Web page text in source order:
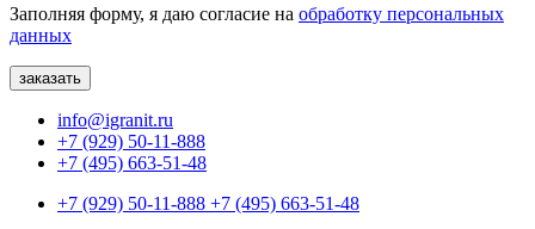
Заполняя форму, я даю согласие на обработку персональных
данных
info@igranit.ru
+7 (929) 50-11-888
+7 (495) 663-51-48
+7 (929) 50-11-888 +7 (495) 663-51-48